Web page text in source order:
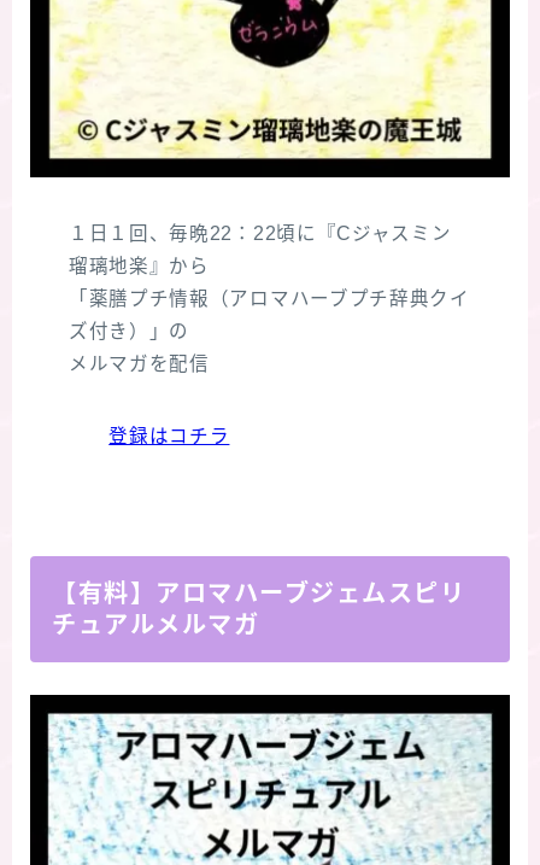
１日１回、毎晩22：22頃に『Cジャスミン
瑠璃地楽』から
「薬膳プチ情報（アロマハーブプチ辞典クイ
ズ付き）」の
メルマガを配信
登録はコチラ
【有料】アロマハーブジェムスピリ
チュアルメルマガ